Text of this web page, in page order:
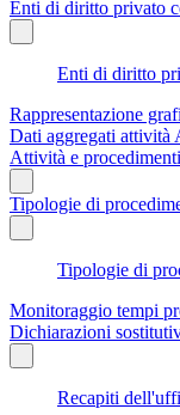
Enti di diritto privato
Enti di diritto
Rappresentazione
Dati aggregati attività
Attività e procedimenti
Tipologie di
Tipologie di
Monitoraggio tempi
Dichiarazioni
Recapiti